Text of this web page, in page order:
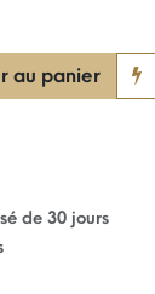
au panier
de 30 jours